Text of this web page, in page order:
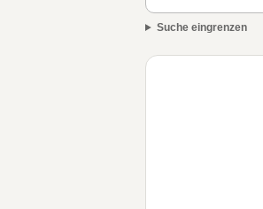
Suche eingrenzen